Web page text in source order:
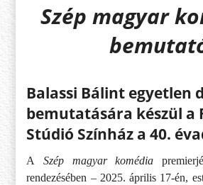
Szép magyar
Balassi Bálint egyetlen
bemutatására készül a
Stúdió Színház a 40.
ASzép magyar komédia
rendezésében – 2025. április 17-én,